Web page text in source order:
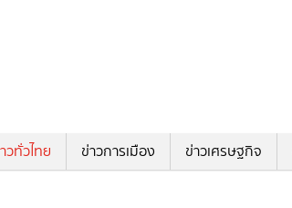
วทั่วไทย ข่าวการเมือง ข่าวเศรษฐกิจ